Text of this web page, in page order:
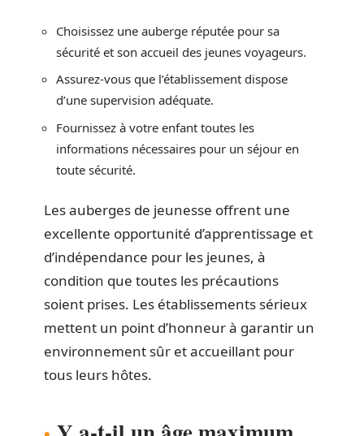
Choisissez une auberge réputée pour sa
sécurité et son accueil des jeunes voyageurs.
Assurez-vous que l’établissement dispose
d’une supervision adéquate.
Fournissez à votre enfant toutes les
informations nécessaires pour un séjour en
toute sécurité.
Les auberges de jeunesse offrent une
excellente opportunité d’apprentissage et
d’indépendance pour les jeunes, à
condition que toutes les précautions
soient prises. Les établissements sérieux
mettent un point d’honneur à garantir un
environnement sûr et accueillant pour
tous leurs hôtes.